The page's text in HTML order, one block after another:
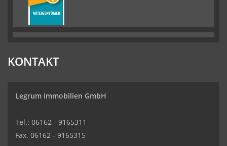
KONTAKT
Legrum Immobilien GmbH
Tel.: 06162 - 9165311
Fax. 06162 - 9165315